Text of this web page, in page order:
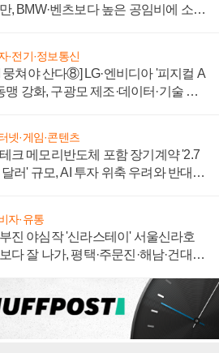
, BMW·벤츠보다 높은 공임비에 소비
·전기·정보통신
뭉쳐야 산다⑧] LG·엔비디아 '피지컬 A
맹 강화, 구광모 제조·데이터·기술 결
넷·게임·콘텐츠
크 메모리반도체 포함 장기계약 '2.7
러' 규모, AI 투자 위축 우려와 반대
자·유통
진 야심작 '신라스테이' 서울신라호
다 잘 나가, 평택·주문진·해남·건대로